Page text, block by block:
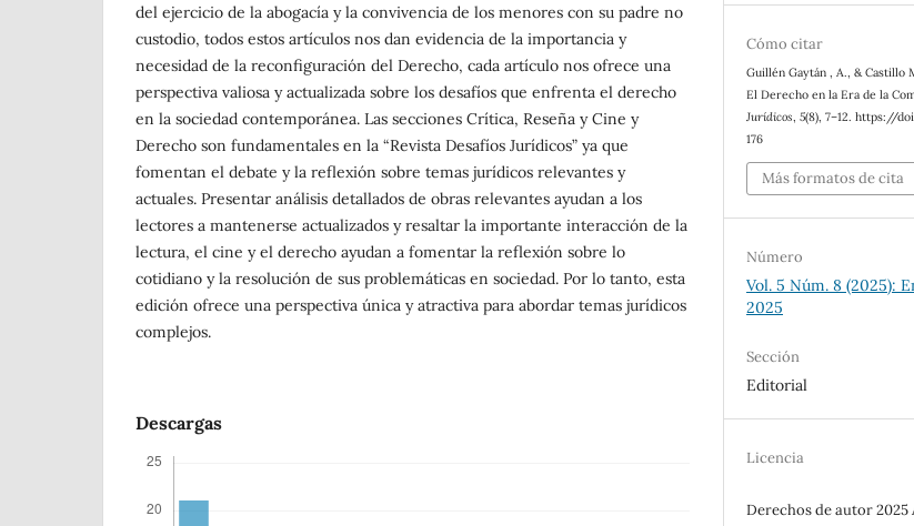
del ejercicio de la abogacía y la convivencia de los menores con su padre no
custodio, todos estos artículos nos dan evidencia de la importancia y
necesidad de la reconfiguración del Derecho, cada artículo nos ofrece una
perspectiva valiosa y actualizada sobre los desafíos que enfrenta el derecho
en la sociedad contemporánea. Las secciones Crítica, Reseña y Cine y
Derecho son fundamentales en la “Revista Desafíos Jurídicos” ya que
fomentan el debate y la reflexión sobre temas jurídicos relevantes y
actuales. Presentar análisis detallados de obras relevantes ayudan a los
lectores a mantenerse actualizados y resaltar la importante interacción de la
lectura, el cine y el derecho ayudan a fomentar la reflexión sobre lo
cotidiano y la resolución de sus problemáticas en sociedad. Por lo tanto, esta
edición ofrece una perspectiva única y atractiva para abordar temas jurídicos
complejos.
Descargas
Cómo citar
Guillén Gaytán , A., & Castillo
El Derecho en la Era de la
Jurídicos,5(8), 7–12. https://
176
Más formatos de cita
Número
Vol. 5 Núm. 8 (2025):
2025
Sección
Editorial
Licencia
Derechos de autor 2025